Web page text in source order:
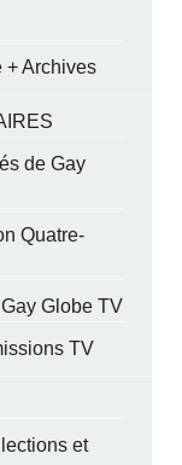
+ Archives
de Gay
Quatre-
Globe TV
TV
et